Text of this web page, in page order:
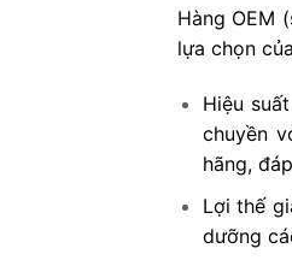
Hàng OEM
lựa chọn
Hiệu
chuyền
hãng,
Lợi thế
dưỡng